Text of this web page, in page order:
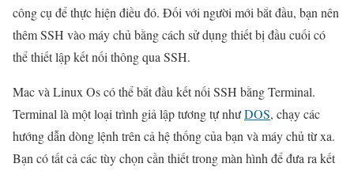
công cụ để thực hiện điều đó. Đối với người mới bắt đầu, bạn nên
thêm SSH vào máy chủ bằng cách sử dụng thiết bị đầu cuối có
thể thiết lập kết nối thông qua SSH.
Mac và Linux Os có thể bắt đầu kết nối SSH bằng Terminal.
Terminal là một loại trình giả lập tương tự nhưDOS, chạy các
hướng dẫn dòng lệnh trên cả hệ thống của bạn và máy chủ từ xa.
Bạn có tất cả các tùy chọn cần thiết trong màn hình để đưa ra kết